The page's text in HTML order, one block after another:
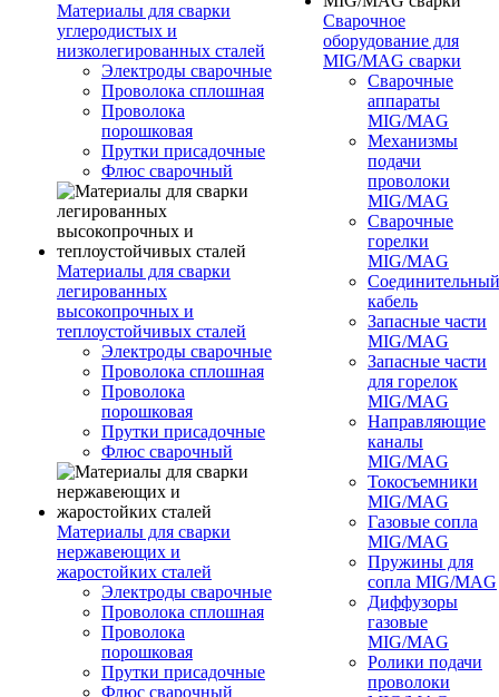
Материалы для сварки
углеродистых и
низколегированных сталей
Электроды сварочные
Проволока сплошная
Проволока
порошковая
Прутки присадочные
Флюс сварочный
Материалы для сварки
легированных
высокопрочных и
теплоустойчивых сталей
Электроды сварочные
Проволока сплошная
Проволока
порошковая
Прутки присадочные
Флюс сварочный
Материалы для сварки
нержавеющих и
жаростойких сталей
Электроды сварочные
Проволока сплошная
Проволока
порошковая
Прутки присадочные
Флюс сварочный
Сварочное
оборудование для
MIG/MAG сварки
Сварочные
аппараты
MIG/MAG
Механизмы
подачи
проволоки
MIG/MAG
Сварочные
горелки
MIG/MAG
Соединительный
кабель
Запасные части
MIG/MAG
Запасные части
для горелок
MIG/MAG
Направляющие
каналы
MIG/MAG
Токосъемники
MIG/MAG
Газовые сопла
MIG/MAG
Пружины для
сопла MIG/MAG
Диффузоры
газовые
MIG/MAG
Ролики подачи
проволоки